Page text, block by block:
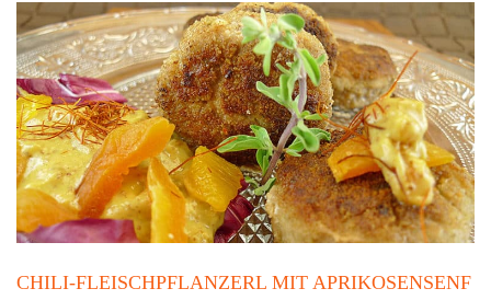
CHILI-FLEISCHPFLANZERL MIT APRIKOSENSENF